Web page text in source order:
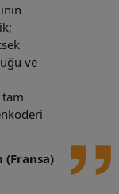
ve
tam
(Fransa)